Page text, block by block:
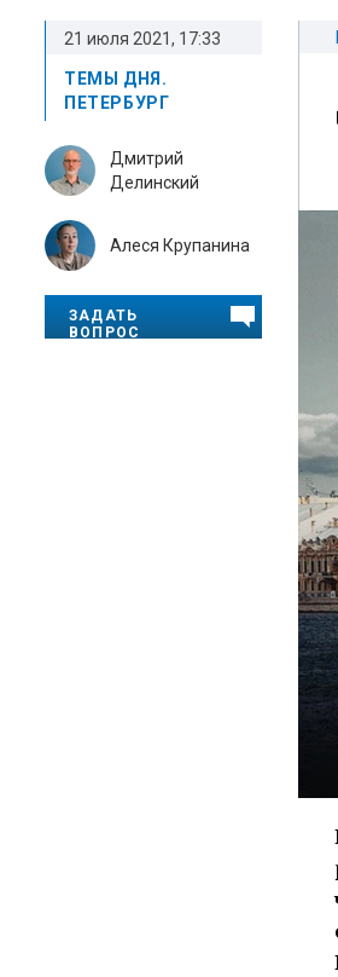
21 июля 2021, 17:33
ТЕМЫ ДНЯ.
ПЕТЕРБУРГ
Дмитрий
Делинский
Алеся Крупанина
ЗАДАТЬ
ВОПРОС